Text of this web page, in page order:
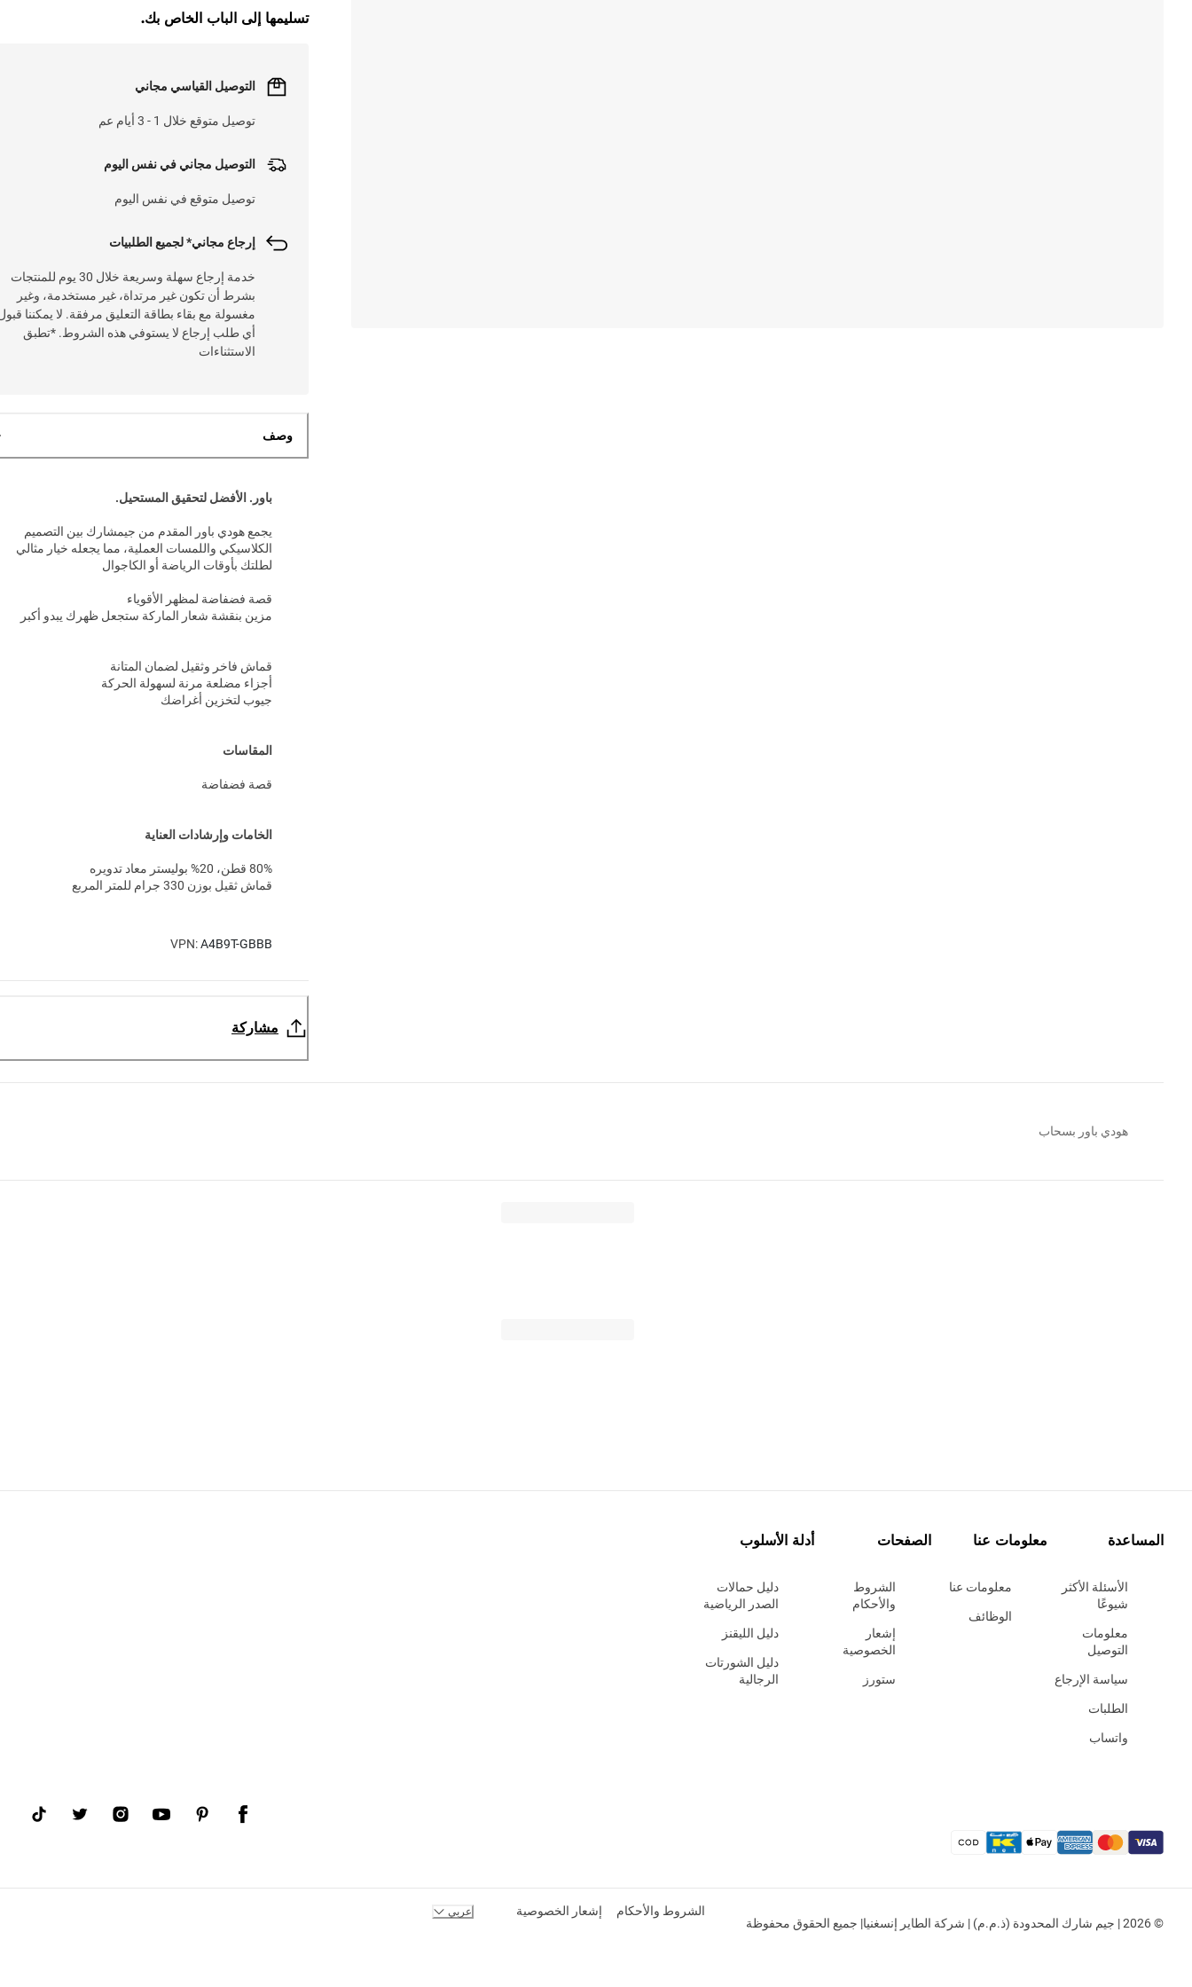
تسليمها إلى الباب الخاص بك.
التوصيل القياسي مجاني
توصيل متوقع خلال 1 - 3 أيام عم
التوصيل مجاني في نفس اليوم
توصيل متوقع في نفس اليوم
إرجاع مجاني* لجميع الطلبيات
خدمة إرجاع سهلة وسريعة خلال 30 يوم للمنتجات
بشرط أن تكون غير مرتداة، غير مستخدمة، وغير
مغسولة مع بقاء بطاقة التعليق مرفقة. لا يمكننا
أي طلب إرجاع لا يستوفي هذه الشروط. *تطبق
الاستثناءات
وصف
باور. الأفضل لتحقيق المستحيل.
يجمع هودي باور المقدم من جيمشارك بين التصميم
الكلاسيكي واللمسات العملية، مما يجعله خيار مثالي
لطلتك بأوقات الرياضة أو الكاجوال
قصة فضفاضة لمظهر الأقوياء
مزين بنقشة شعار الماركة ستجعل ظهرك يبدو أكبر
قماش فاخر وثقيل لضمان المتانة
أجزاء مضلعة مرنة لسهولة الحركة
جيوب لتخزين أغراضك
المقاسات
قصة فضفاضة
الخامات وإرشادات العناية
80% قطن، 20% بوليستر معاد تدويره
قماش ثقيل بوزن 330 جرام للمتر المربع
VPN:A4B9T-GBBB
مشاركة
هودي باور بسحاب
المساعدة
الأسئلة الأكثر
شيوعًا
معلومات
التوصيل
سياسة الإرجاع
الطلبات
واتساب
معلومات عنا
معلومات عنا
الوظائف
الصفحات
الشروط
والأحكام
إشعار
الخصوصية
ستورز
أدلة الأسلوب
دليل حمالات
الصدر الرياضية
دليل الليقنز
دليل الشورتات
الرجالية
© 2026 | جيم شارك المحدودة (ذ.م.م) | شركة الطاير إنسغنيا| جميع الحقوق محفوظة
الشروط والأحكام إشعار الخصوصية عربي